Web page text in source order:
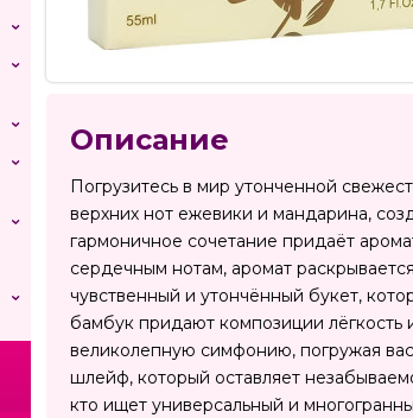
Описание
Погрузитесь в мир утонченной
верхних нот ежевики и мандарина,
гармоничное сочетание придаёт
сердечным нотам, аромат
чувственный и утончённый букет,
бамбук придают композиции
великолепную симфонию, погружая
шлейф, который оставляет
кто ищет универсальный и